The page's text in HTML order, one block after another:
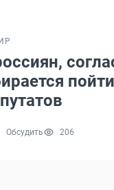
Обсудить 206